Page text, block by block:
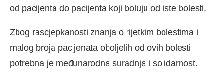
od pacijenta do pacijenta koji boluju od iste bolesti.
Zbog rascjepkanosti znanja o rijetkim bolestima i
malog broja pacijenata oboljelih od ovih bolesti
potrebna je međunarodna suradnja i solidarnost.